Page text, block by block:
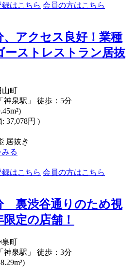
はこちら 会員の方はこちら
、アクセス良好！業種
ーストレストラン居抜
山町
神泉駅」 徒歩：5分
37,078円 )
居抜き
る
はこちら 会員の方はこちら
裏渋谷通りのため視
定の店舗！
泉町
神泉駅」 徒歩：3分